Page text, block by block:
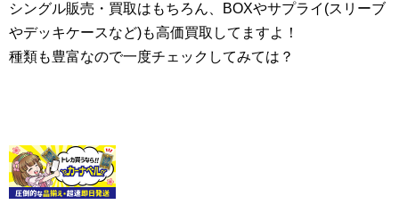
シングル販売・買取はもちろん、BOXやサプライ(スリーブ
やデッキケースなど)も高価買取してますよ！
種類も豊富なので一度チェックしてみては？